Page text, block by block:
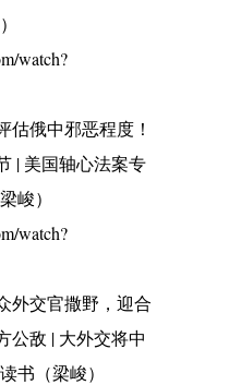
watch?
估俄中邪恶程度！
| 美国轴心法案专
峻）
watch?
外交官撒野，迎合
公敌 | 大外交将中
书（梁峻）